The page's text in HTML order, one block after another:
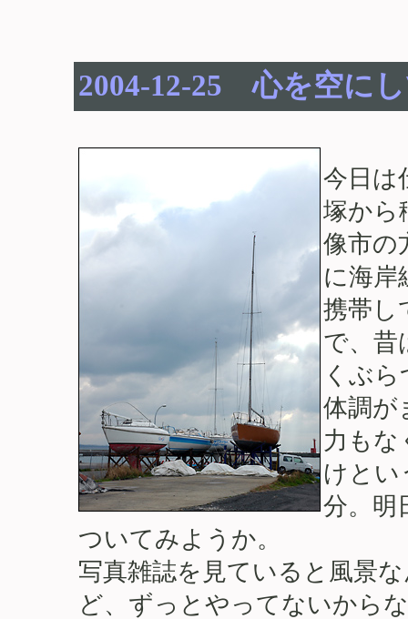
2004-12-25 心を空に
今日は
塚から
像市の
に海岸
携帯し
で、昔
くぶ
体調が
力もな
けとい
分。明
ついてみようか。
写真雑誌を見ていると風景
ど、ずっとやってないから